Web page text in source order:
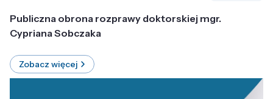
Publiczna obrona rozprawy doktorskiej mgr.
Cypriana Sobczaka
Zobacz więcej